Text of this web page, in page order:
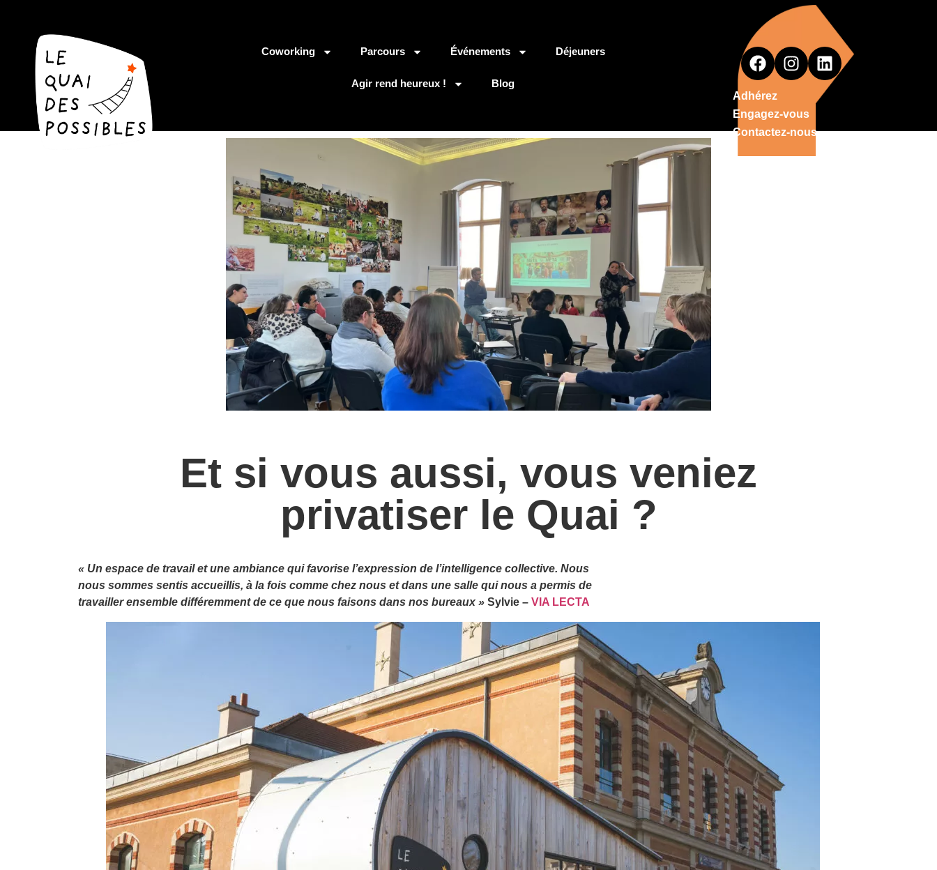
Coworking Parcours Événements Déjeuners
Agir rend heureux !
Blog
Adhérez
Engagez-vous
Contactez-nous
Et si vous aussi, vous veniez
privatiser le Quai ?
« Un espace de travail et une ambiance qui favorise l’expression de l’intelligence collective. Nous
nous sommes sentis accueillis, à la fois comme chez nous et dans une salle qui nous a permis de
travailler ensemble différemment de ce que nous faisons dans nos bureaux » Sylvie – VIA LECTA